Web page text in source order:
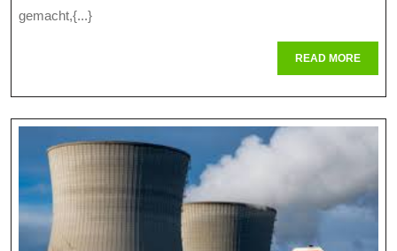
gemacht,{...}
READ MOREREAD
MORE